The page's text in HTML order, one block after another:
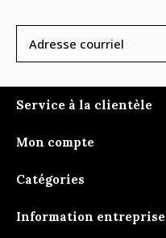
Service à la clientèle
Mon compte
Catégories
Information entreprise